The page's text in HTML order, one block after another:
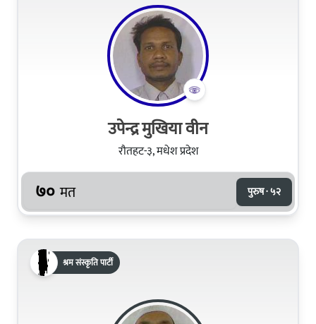
उपेन्द्र मुखिया वीन
रौतहट-३, मधेश प्रदेश
७० मत पुरुष · ५२
श्रम संस्कृति पार्टी